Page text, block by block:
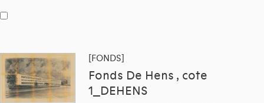
[FONDS]
Fonds De Hens , cote
1_DEHENS